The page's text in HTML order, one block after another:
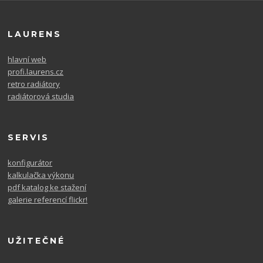
LAURENS
hlavní web
profi.laurens.cz
retro radiátory
radiátorová studia
SERVIS
konfigurátor
kalkulačka výkonu
pdf katalog ke stažení
galerie referencí flickr!
UŽITEČNÉ